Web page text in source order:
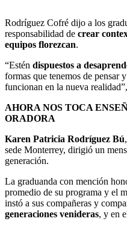
Rodríguez Cofré dijo a los
responsabilidad de crear
equipos florezcan.
“Estén dispuestos a
formas que tenemos de pensar
funcionan en la nueva
AHORA NOS TOCA
ORADORA
Karen Patricia Rodríguez Bú,
sede Monterrey, dirigió un
generación.
La graduanda con mención
promedio de su programa y el
instó a sus compañeras y
generaciones venideras, y en